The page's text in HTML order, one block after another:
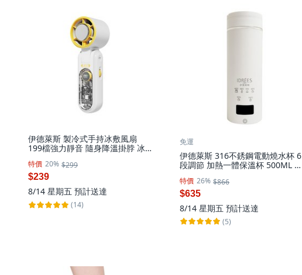
伊德萊斯 製冷式手持冰敷風扇
199檔強力靜音 隨身降溫掛脖 冰
特價 20% $299
$239
8/14 星期五 預計送達
(14)
免運
伊德萊斯 316不銹鋼電動燒水杯 6
段調節 加熱一體保溫杯 500ML 旅
6 白色
特價 26% $866
$635
8/14 星期五 預計送達
(5)